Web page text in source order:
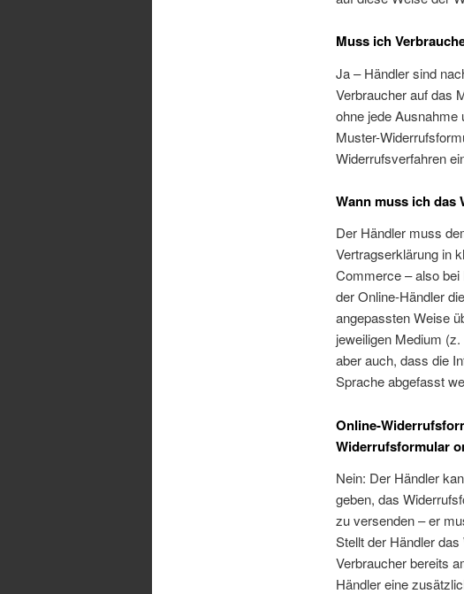
Muss ich
Ja – Händler sind
Verbraucher auf das
ohne jede Ausnahme
Muster-
Widerrufsverfahren
Wann muss ich das
Der Händler muss
Vertragserklärung in
Commerce – also
der Online-Händler
angepassten Weise
jeweiligen Medium
aber auch, dass die
Sprache abgefasst
Online-
Widerrufsformular
Nein: Der Händler
geben, das
zu versenden – er
Stellt der Händler
Verbraucher bereits
Händler eine